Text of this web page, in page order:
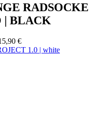
RADSOCKE
| BLACK
€
1.0 | white